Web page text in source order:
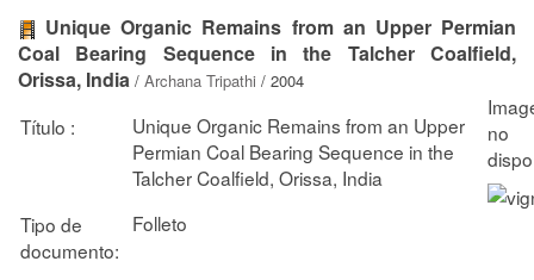
Unique Organic Remains from an Upper Permian
Coal Bearing Sequence in the Talcher Coalfield,
Orissa, India / Archana Tripathi / 2004
Título :
Unique Organic Remains from an Upper
Permian Coal Bearing Sequence in the
Talcher Coalfield, Orissa, India
Tipo de
documento:
Folleto